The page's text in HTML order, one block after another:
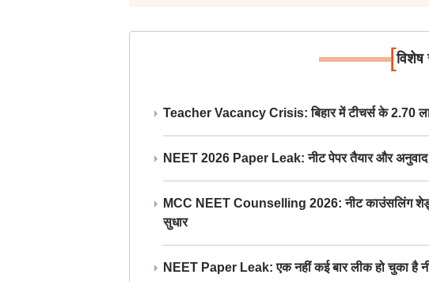
[विशेष
Teacher Vacancy Crisis: बिहार में टीचर्स के 2.70
NEET 2026 Paper Leak: नीट पेपर तैयार और
MCC NEET Counselling 2026: नीट काउंसलिंग
सुधार
NEET Paper Leak: एक नहीं कई बार लीक हो चुका है